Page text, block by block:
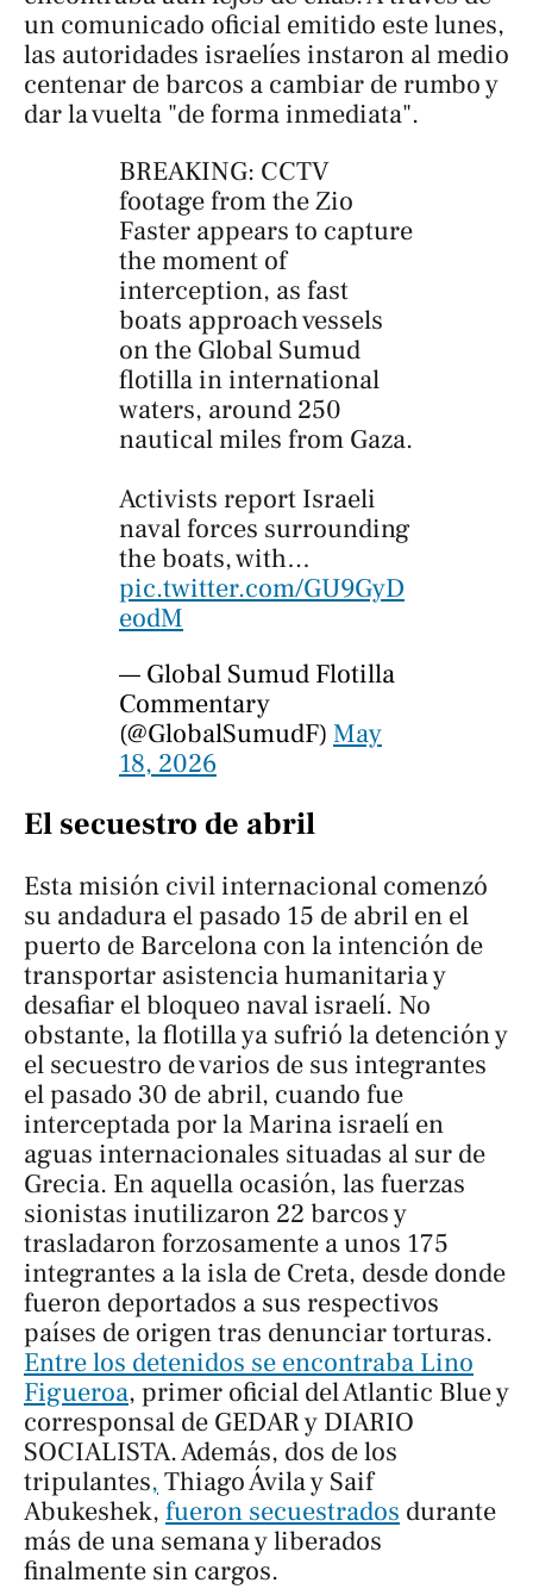
un comunicado oficial emitido este lunes,
las autoridades israelíes instaron al medio
centenar de barcos a cambiar de rumbo y
dar la vuelta "de forma inmediata".
BREAKING: CCTV
footage from the Zio
Faster appears to capture
the moment of
interception, as fast
boats approach vessels
on the Global Sumud
flotilla in international
waters, around 250
nautical miles from Gaza.
Activists report Israeli
naval forces surrounding
the boats, with…
pic.twitter.com/GU9GyD
eodM
— Global Sumud Flotilla
Commentary
(@GlobalSumudF) May
18, 2026
El secuestro de abril
Esta misión civil internacional comenzó
su andadura el pasado 15 de abril en el
puerto de Barcelona con la intención de
transportar asistencia humanitaria y
desafiar el bloqueo naval israelí. No
obstante, la flotilla ya sufrió la detención y
el secuestro de varios de sus integrantes
el pasado 30 de abril, cuando fue
interceptada por la Marina israelí en
aguas internacionales situadas al sur de
Grecia. En aquella ocasión, las fuerzas
sionistas inutilizaron 22 barcos y
trasladaron forzosamente a unos 175
integrantes a la isla de Creta, desde donde
fueron deportados a sus respectivos
países de origen tras denunciar torturas.
Entre los detenidos se encontraba Lino
Figueroa, primer oficial del Atlantic Blue y
corresponsal de GEDAR y DIARIO
SOCIALISTA. Además, dos de los
tripulantes, Thiago Ávila y Saif
Abukeshek, fueron secuestrados durante
más de una semana y liberados
finalmente sin cargos.